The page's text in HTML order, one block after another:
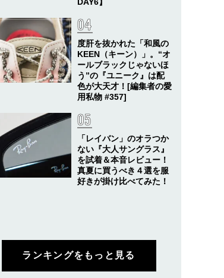
度肝を抜かれた「和風の
KEEN（キーン）」。“オ
ールブラックじゃないほ
う”の『ユニーク』は配
色が大天才！[編集者の愛
用私物 #357]
「レイバン」のオラつか
ない『大人サングラス』
を試着＆本音レビュー！
真夏に買うべき４選を服
好きが掛け比べてみた！
ランキングをもっと見る